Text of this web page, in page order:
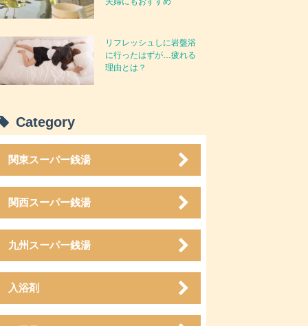
リフレッシュしに岩盤浴
に行ったはずが…疲れる
理由とは？
Category
関東スーパー銭湯
関西スーパー銭湯
九州スーパー銭湯
入浴剤